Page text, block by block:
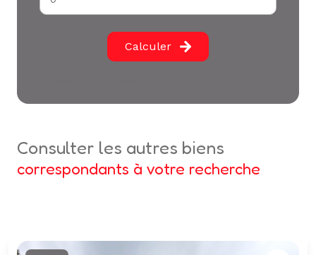
Calculer
consulter les autres biens
correspondants à votre recherche